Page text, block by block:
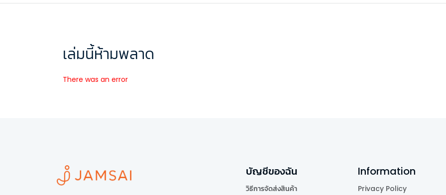
เล่มนี้ห้ามพลาด
There was an error
บัญชีของฉัน
วิธีการจัดส่งสินค้า
Information
Privacy Policy